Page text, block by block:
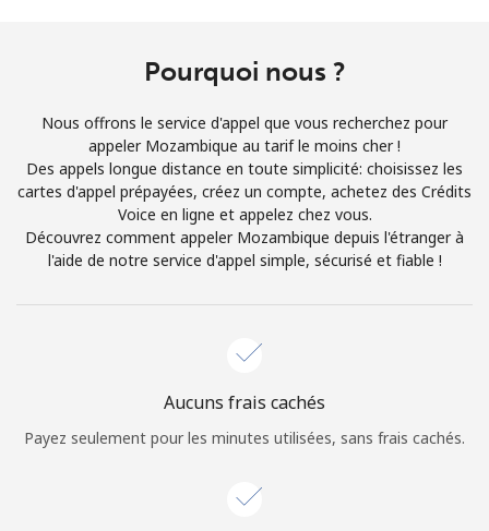
Bonjour!
Identifiez-vous ouINSCRIVEZ-VOUS →
Login
ou
Pourquoi nous ?
Nous offrons le service d'appel que vous recherchez pour
appeler Mozambique au tarif le moins cher !
Des appels longue distance en toute simplicité: choisissez les
cartes d'appel prépayées, créez un compte, achetez des Crédits
Voice en ligne et appelez chez vous.
Découvrez comment appeler Mozambique depuis l'étranger à
l'aide de notre service d'appel simple, sécurisé et fiable !
Aucuns frais cachés
Payez seulement pour les minutes utilisées, sans frais cachés.